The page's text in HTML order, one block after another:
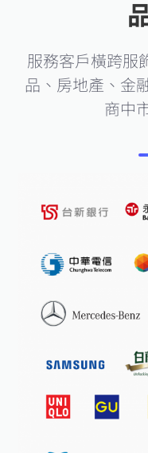
服務客戶橫跨服
品、房地產、金
商中